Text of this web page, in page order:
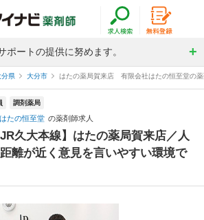
ポートの提供に努めます。
分県 大分市 はたの薬局賀来店 有限会社はたの恒至堂の
調剤薬局
たの恒至堂 の薬剤師求人
久大本線】はたの薬局賀来店／人
離が近く意見を言いやすい環境で